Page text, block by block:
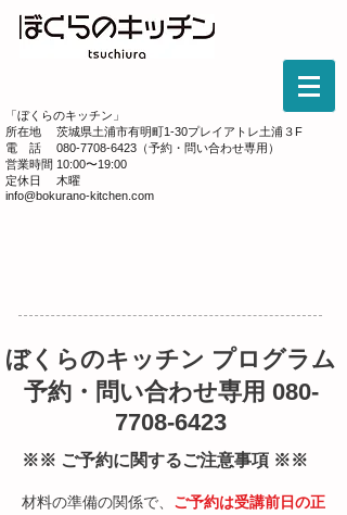
「ぼくらのキッチン」
​所在地 茨城県土浦市有明町1-30プレイアトレ土浦３F
​電 話 080-7708-6423 （予約・問い合わせ専用）
営業時間 10:00〜19:00
定休日 木曜
info@bokurano-kitchen.com
​ぼくらのキッチン プログラム
​予約・問い合わせ専用 080-
7708-6423
※※ ご予約に関するご注意事項 ※※
材料の準備の関係で、 ご予約は受講前日の正